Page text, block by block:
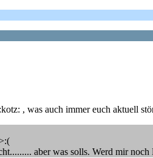
, was auch immer euch aktuell
aber was solls. Werd mir